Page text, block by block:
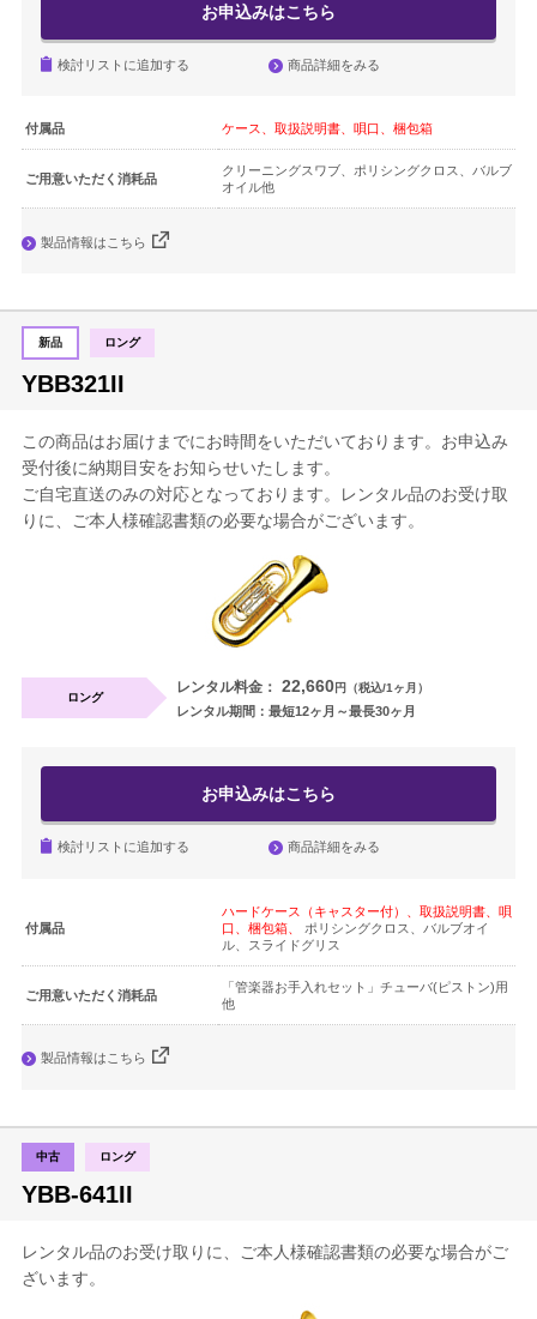
簡易防音室 DIY.M
お電話でのお問い合わせ
0120-381-808
受付時間：
9:00～12:00 / 13:00～17:30
（土・日・祝日を除く）
（株）ヤマハミュージックジャパン レンタル・リース課
メールでのお問い合わせ
メールフォーム
よくあるご質問はこちら
法人のお客様はこちら
お申込みはこちら
検討リストに追加する 商品詳細をみる
付属品 ケース、取扱説明書、唄口、梱包箱
ご用意いただく消耗品
クリーニングスワブ、ポリシングクロス、バルブ
オイル他
製品情報はこちら
新品 ロング
YBB321II
この商品はお届けまでにお時間をいただいております。お申込み
受付後に納期目安をお知らせいたします。
ご自宅直送のみの対応となっております。レンタル品のお受け取
りに、ご本人様確認書類の必要な場合がございます。
ロング
レンタル料金： 22,660円（税込/1ヶ月）
レンタル期間：最短12ヶ月～最長30ヶ月
お申込みはこちら
検討リストに追加する 商品詳細をみる
付属品
ハードケース（キャスター付）、取扱説明書、唄
口、梱包箱、 ポリシングクロス、バルブオイ
ル、スライドグリス
ご用意いただく消耗品
「管楽器お手入れセット」チューバ(ピストン)用
他
製品情報はこちら
中古 ロング
YBB-641II
レンタル品のお受け取りに、ご本人様確認書類の必要な場合がご
ざいます。